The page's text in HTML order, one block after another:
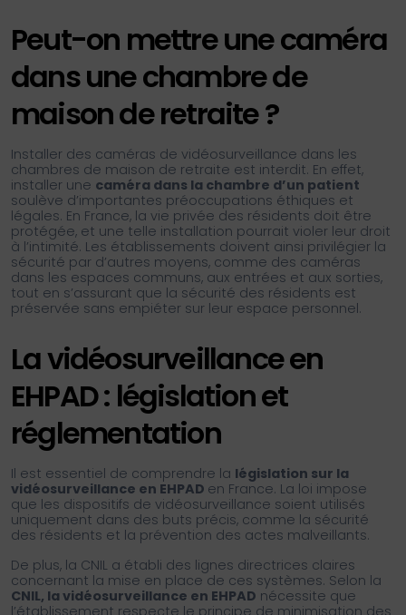
Peut-on mettre une caméra
dans une chambre de
maison de retraite ?
Installer des caméras de vidéosurveillance dans les
chambres de maison de retraite est interdit. En effet,
installer une caméra dans la chambre d’un patient
soulève d’importantes préoccupations éthiques et
légales. En France, la vie privée des résidents doit être
protégée, et une telle installation pourrait violer leur droit
à l’intimité. Les établissements doivent ainsi privilégier la
sécurité par d’autres moyens, comme des caméras
dans les espaces communs, aux entrées et aux sorties,
tout en s’assurant que la sécurité des résidents est
préservée sans empiéter sur leur espace personnel.
La vidéosurveillance en
EHPAD : législation et
réglementation
Il est essentiel de comprendre la législation sur la
vidéosurveillance en EHPAD en France. La loi impose
que les dispositifs de vidéosurveillance soient utilisés
uniquement dans des buts précis, comme la sécurité
des résidents et la prévention des actes malveillants.
De plus, la CNIL a établi des lignes directrices claires
concernant la mise en place de ces systèmes. Selon la
CNIL, la vidéosurveillance en EHPAD nécessite que
l’établissement respecte le principe de minimisation des